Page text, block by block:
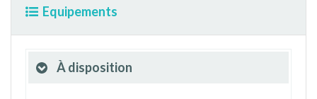
Equipements
À disposition